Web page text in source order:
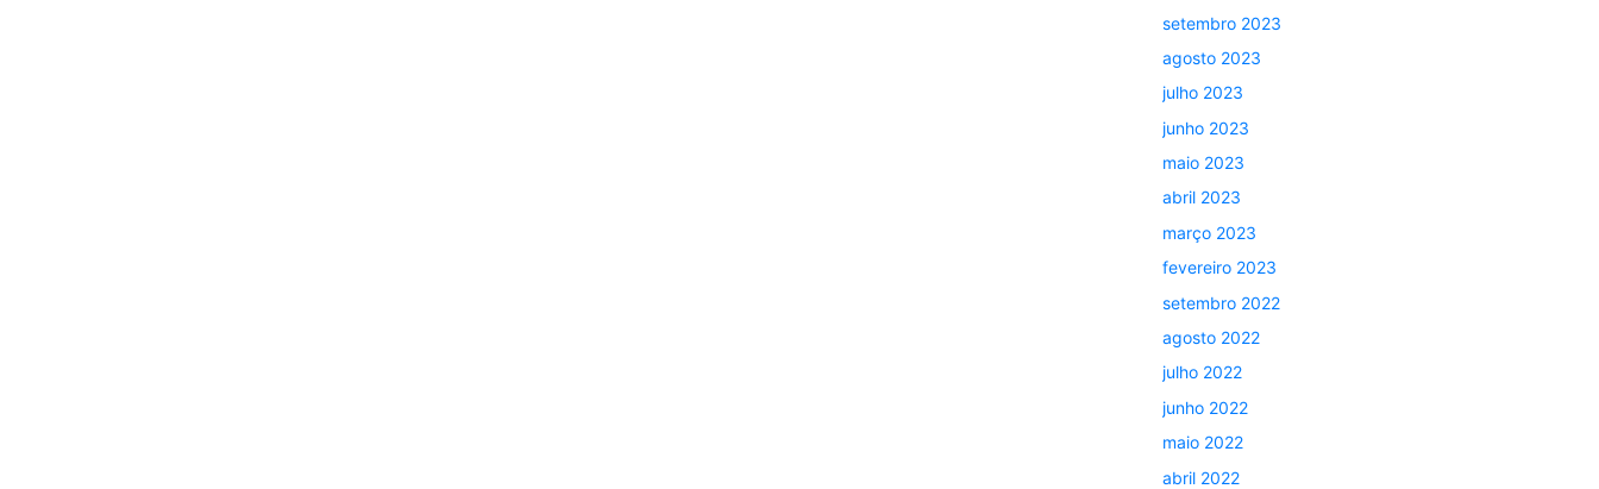
setembro 2023
agosto 2023
julho 2023
junho 2023
maio 2023
abril 2023
março 2023
fevereiro 2023
setembro 2022
agosto 2022
julho 2022
junho 2022
maio 2022
abril 2022